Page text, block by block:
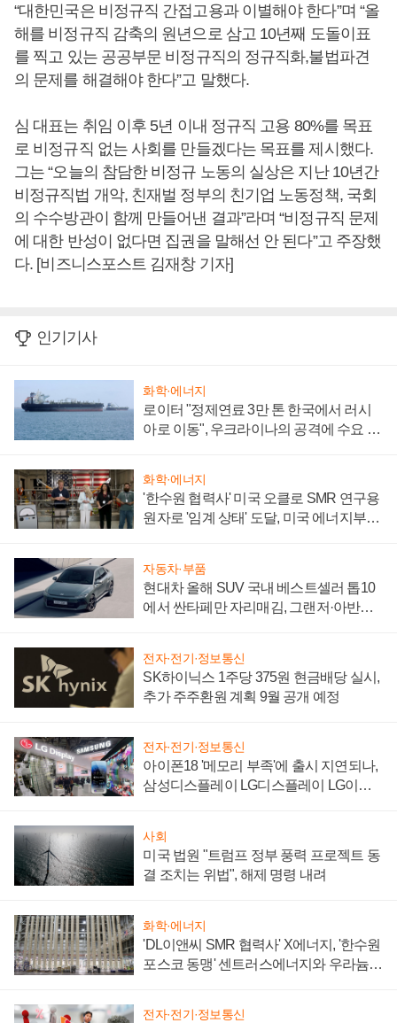
“대한민국은 비정규직 간접고용과 이별해야 한다”며 “올
해를 비정규직 감축의 원년으로 삼고 10년째 도돌이표
를 찍고 있는 공공부문 비정규직의 정규직화,불법파견
의 문제를 해결해야 한다”고 말했다.
심 대표는 취임 이후 5년 이내 정규직 고용 80%를 목표
로 비정규직 없는 사회를 만들겠다는 목표를 제시했다.
그는 “오늘의 참담한 비정규 노동의 실상은 지난 10년간
비정규직법 개악, 친재벌 정부의 친기업 노동정책, 국회
의 수수방관이 함께 만들어낸 결과”라며 “비정규직 문제
에 대한 반성이 없다면 집권을 말해선 안 된다”고 주장했
다. [비즈니스포스트 김재창 기자]
인기기사
화학·에너지
로이터 "정제연료 3만 톤 한국에서 러시
아로 이동", 우크라이나의 공격에 수요 늘
화학·에너지
'한수원 협력사' 미국 오클로 SMR 연구용
원자로 '임계 상태' 도달, 미국 에너지부
자동차·부품
현대차 올해 SUV 국내 베스트셀러 톱10
에서 싼타페만 자리매김, 그랜저·아반떼
전자·전기·정보통신
SK하이닉스 1주당 375원 현금배당 실시,
추가 주주환원 계획 9월 공개 예정
전자·전기·정보통신
아이폰18 '메모리 부족'에 출시 지연되나,
삼성디스플레이 LG디스플레이 LG이노
사회
미국 법원 "트럼프 정부 풍력 프로젝트 동
결 조치는 위법", 해제 명령 내려
화학·에너지
'DL이앤씨 SMR 협력사' X에너지, '한수원
포스코 동맹' 센트러스에너지와 우라늄
전자·전기·정보통신